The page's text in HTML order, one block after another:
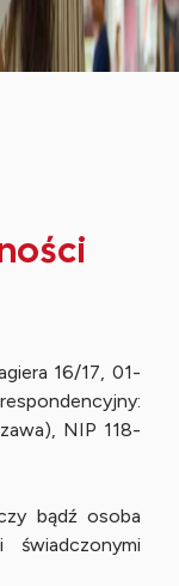
16/17, 01-
NIP 118-
bądź osoba
świadczonymi